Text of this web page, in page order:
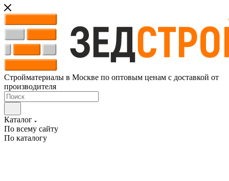
Стройматериалы в Москве по оптовым ценам с доставкой от
производителя
Каталог
По всему сайту
По каталогу